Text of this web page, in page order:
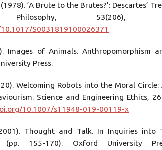
‘A Brute to the Brutes?’: Descartes’
Philosophy, 53(206),
S0031819100026371
Images of Animals. Anthropomorphism
Press.
Welcoming Robots into the Moral Circle:
Science and Engineering Ethics,
10.1007/s11948-019-00119-x
Thought and Talk. In Inquiries into
(pp. 155-170). Oxford University